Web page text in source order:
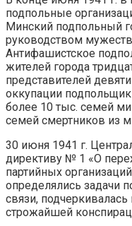
подпольные
Минский подпольный
руководством
Антифашистское
жителей города
представителей
оккупации
более 10 тыс. семей
семей смертников из
30 июня 1941 г.
директиву № 1 «О
партийных
определялись задачи
связи,
строжайшей